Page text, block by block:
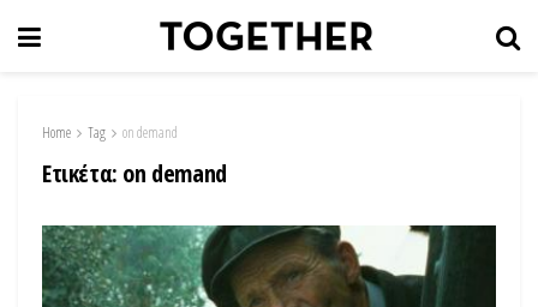
Home Tag on demand
Ετικέτα: on demand